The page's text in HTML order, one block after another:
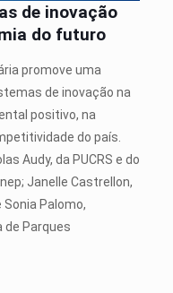
de inovação
do futuro
promove uma
de inovação na
positivo, na
do país.
Audy, da PUCRS e do
Janelle Castrellon,
Palomo,
de Parques